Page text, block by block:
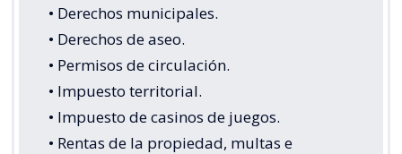
• Derechos municipales.
• Derechos de aseo.
• Permisos de circulación.
• Impuesto territorial.
• Impuesto de casinos de juegos.
• Rentas de la propiedad, multas e